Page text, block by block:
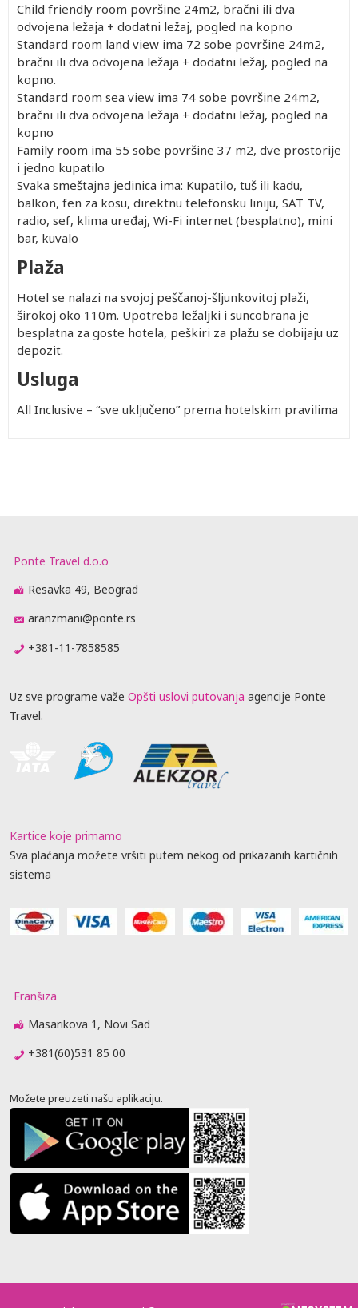
Child friendly room površine 24m2, bračni ili dva
odvojena ležaja + dodatni ležaj, pogled na kopno
Standard room land view ima 72 sobe površine 24m2,
bračni ili dva odvojena ležaja + dodatni ležaj, pogled na
kopno.
Standard room sea view ima 74 sobe površine 24m2,
bračni ili dva odvojena ležaja + dodatni ležaj, pogled na
kopno
Family room ima 55 sobe površine 37 m2, dve prostorije
i jedno kupatilo
Svaka smeštajna jedinica ima: Kupatilo, tuš ili kadu,
balkon, fen za kosu, direktnu telefonsku liniju, SAT TV,
radio, sef, klima uređaj, Wi-Fi internet (besplatno), mini
bar, kuvalo
Plaža
Hotel se nalazi na svojoj peščanoj-šljunkovitoj plaži,
širokoj oko 110m. Upotreba ležaljki i suncobrana je
besplatna za goste hotela, peškiri za plažu se dobijaju uz
depozit.
Usluga
All Inclusive – “sve uključeno” prema hotelskim pravilima
Ponte Travel d.o.o
Resavka 49, Beograd
aranzmani@ponte.rs
+381-11-7858585
Uz sve programe važe Opšti uslovi putovanja agencije Ponte
Travel.
Kartice koje primamo
Sva plaćanja možete vršiti putem nekog od prikazanih kartičnih
sistema
Franšiza
Masarikova 1, Novi Sad
+381(60)531 85 00
Možete preuzeti našu aplikaciju.